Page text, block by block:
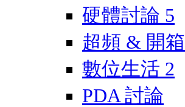
硬體討論 5
超頻 & 開箱
數位生活 2
PDA 討論